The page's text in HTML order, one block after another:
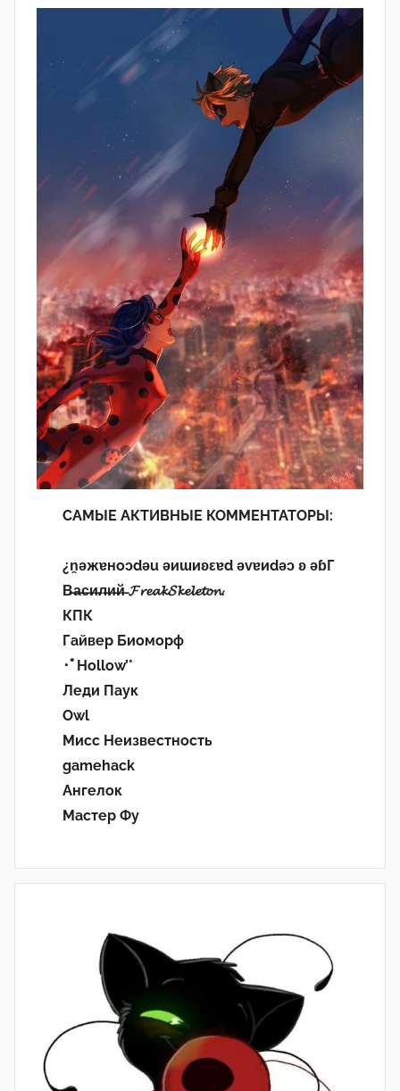
САМЫЕ АКТИВНЫЕ КОММЕНТАТОРЫ:
¿n̯ǝжɐноɔdǝu ǝиɯиʚεɐd ǝvɐиdǝɔ ʚ ǝɓГ
В̶а̶с̶и̶л̶и̶й̶ 𝓕𝓻𝓮𝓪𝓴𝓢𝓴𝓮𝓵𝓮𝓽𝓸𝓷.
КПК
Гайвер Биоморф
･ﾟHollow’°
Леди Паук
Owl
Мисс Неизвестность
gamehack
Ангелок
Мастер Фу